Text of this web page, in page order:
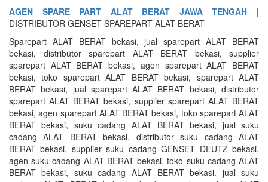
AGEN SPARE PART ALAT BERAT JAWA TENGAH
|
DISTRIBUTOR GENSET SPAREPART ALAT BERAT
Sparepart ALAT BERAT bekasi, jual sparepart ALAT BERAT
bekasi, distributor sparepart ALAT BERAT bekasi, supplier
sparepart ALAT BERAT bekasi, agen sparepart ALAT BERAT
bekasi, toko sparepart ALAT BERAT bekasi, sparepart ALAT
BERAT bekasi, jual sparepart ALAT BERAT bekasi, distributor
sparepart ALAT BERAT bekasi, supplier sparepart ALAT BERAT
bekasi, agen sparepart ALAT BERAT bekasi, toko sparepart ALAT
BERAT bekasi, suku cadang ALAT BERAT bekasi, jual suku
cadang ALAT BERAT bekasi, distributor suku cadang ALAT
BERAT bekasi, supplier suku cadang GENSET DEUTZ bekasi,
agen suku cadang ALAT BERAT bekasi, toko suku cadang ALAT
BERAT bekasi, suku cadang ALAT BERAT bekasi. jual suku